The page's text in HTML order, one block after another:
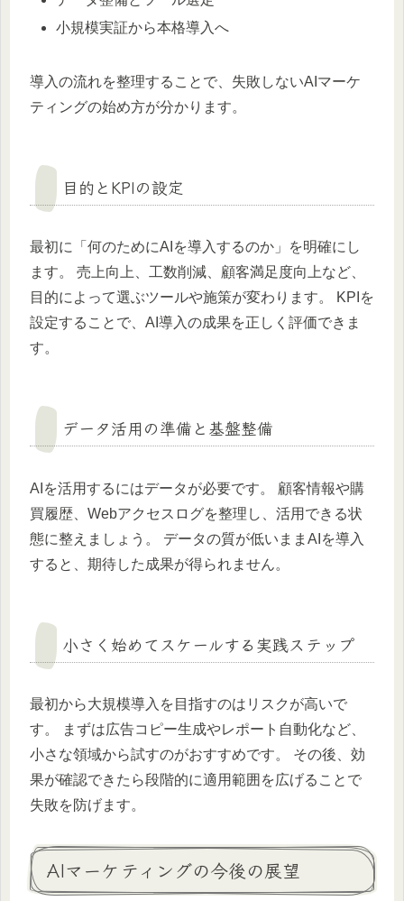
小規模実証から本格導入へ
導入の流れを整理することで、失敗しないAIマーケ
ティングの始め方が分かります。
目的とKPIの設定
最初に「何のためにAIを導入するのか」を明確にし
ます。 売上向上、工数削減、顧客満足度向上など、
目的によって選ぶツールや施策が変わります。 KPIを
設定することで、AI導入の成果を正しく評価できま
す。
データ活用の準備と基盤整備
AIを活用するにはデータが必要です。 顧客情報や購
買履歴、Webアクセスログを整理し、活用できる状
態に整えましょう。 データの質が低いままAIを導入
すると、期待した成果が得られません。
小さく始めてスケールする実践ステップ
最初から大規模導入を目指すのはリスクが高いで
す。 まずは広告コピー生成やレポート自動化など、
小さな領域から試すのがおすすめです。 その後、効
果が確認できたら段階的に適用範囲を広げることで
失敗を防げます。
AIマーケティングの今後の展望